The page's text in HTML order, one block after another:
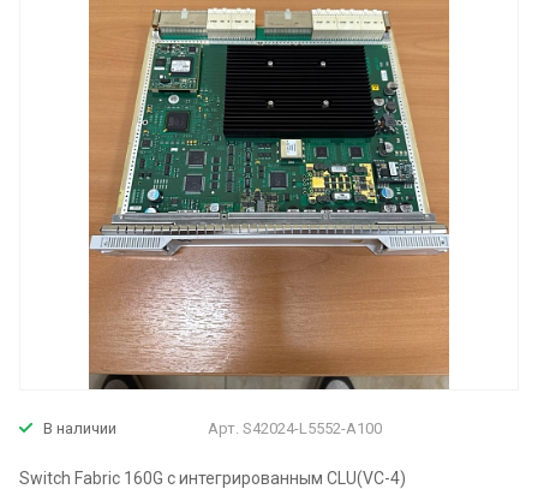
В наличии Арт. S42024-L5552-A100
Switch Fabric 160G с интегрированным CLU(VC-4)